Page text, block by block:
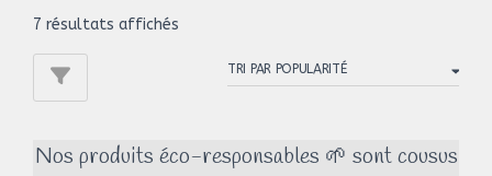
7 résultats affichés
popularité
Nos produits éco-responsables 🌱 sont cousus